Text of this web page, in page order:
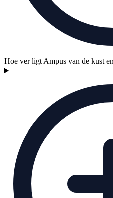
Hoe ver ligt Ampus van de kust